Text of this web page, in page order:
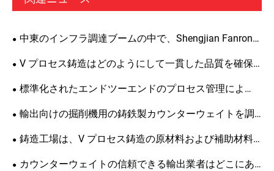
中東のインフラ調達ブームの中で、Shengjian Fanrong
のカウンターウェイトが海外の顧客から高い支持を得て
V プロセス鋳造はどのようにして一貫した品質を確保
するのでしょうか? Zunhua Shengjian Fanrong が溶解助
標準化されたエンドツーエンドのプロセス管理によ
り、海外で供給される鋳鉄製カウンターウェイトの品質
輸出向けの掘削機用の鋳鉄製カウンターウェイトを調
達する場合、カスタム製造時に厳密な管理が必要となる
鋳造工場は、V プロセス鋳造の原材料および補助材料
をどのように厳密に管理できますか?標準受け入れ仕様を
カウンターウェイトの信頼できる輸出業者はどこにあ